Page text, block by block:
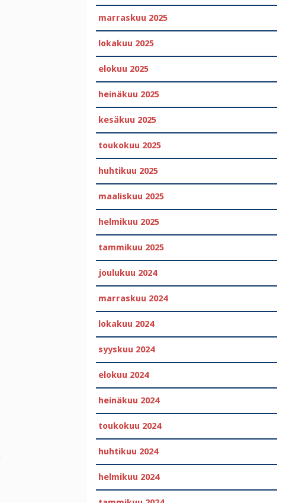
marraskuu 2025
lokakuu 2025
elokuu 2025
heinäkuu 2025
kesäkuu 2025
toukokuu 2025
huhtikuu 2025
maaliskuu 2025
helmikuu 2025
tammikuu 2025
joulukuu 2024
marraskuu 2024
lokakuu 2024
syyskuu 2024
elokuu 2024
heinäkuu 2024
toukokuu 2024
huhtikuu 2024
helmikuu 2024